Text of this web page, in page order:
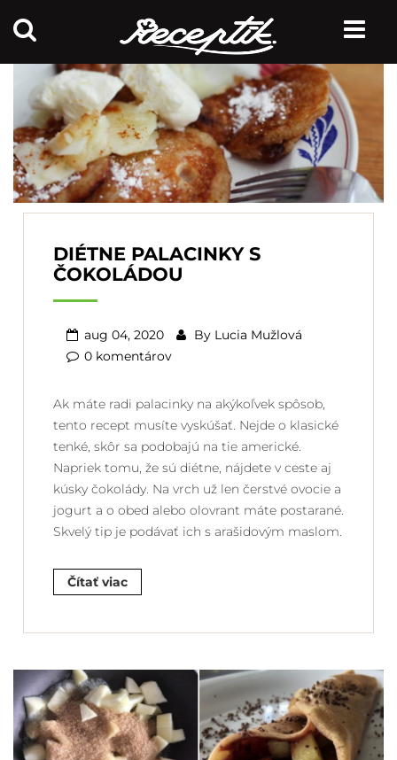
DIÉTNE PALACINKY S
ČOKOLÁDOU
aug 04, 2020 By Lucia Mužlová
0 komentárov
Ak máte radi palacinky na akýkoľvek spôsob,
tento recept musíte vyskúšať. Nejde o klasické
tenké, skôr sa podobajú na tie americké.
Napriek tomu, že sú diétne, nájdete v ceste aj
kúsky čokolády. Na vrch už len čerstvé ovocie a
jogurt a o obed alebo olovrant máte postarané.
Skvelý tip je podávať ich s arašidovým maslom.
Čítať viac